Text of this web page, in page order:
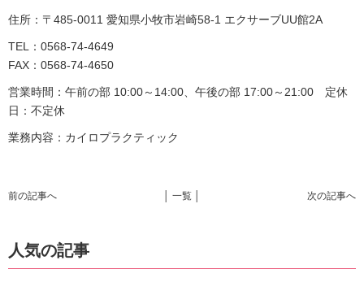
住所：〒485-0011 愛知県小牧市岩崎58-1 エクサーブUU館2A
TEL：0568-74-4649
FAX：0568-74-4650
営業時間：午前の部 10:00～14:00、午後の部 17:00～21:00 定休
日：不定休
業務内容：カイロプラクティック
前の記事へ 次の記事へ
│ 一覧 │
人気の記事